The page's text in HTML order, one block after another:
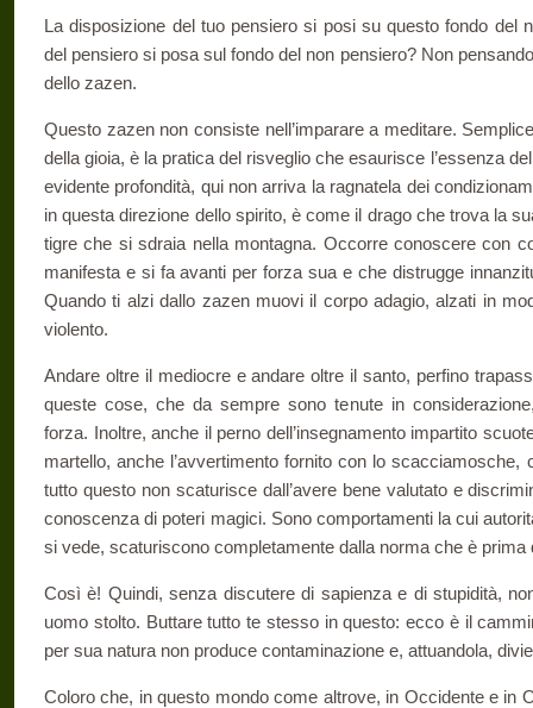
La disposizione del tuo pensiero si posi su questo fondo del
del pensiero si posa sul fondo del non pensiero? Non
dello zazen.
Questo zazen non consiste nell’imparare a meditare.
della gioia, è la pratica del risveglio che esaurisce l’essenza
evidente profondità, qui non arriva la ragnatela dei
in questa direzione dello spirito, è come il drago che trova la
tigre che si sdraia nella montagna. Occorre conoscere con
manifesta e si fa avanti per forza sua e che distrugge
Quando ti alzi dallo zazen muovi il corpo adagio, alzati in
violento.
Andare oltre il mediocre e andare oltre il santo, perfino
queste cose, che da sempre sono tenute in
forza. Inoltre, anche il perno dell’insegnamento impartito
martello, anche l’avvertimento fornito con lo
tutto questo non scaturisce dall’avere bene valutato e
conoscenza di poteri magici. Sono comportamenti la cui
si vede, scaturiscono completamente dalla norma che è prima
Così è! Quindi, senza discutere di sapienza e di stupidità,
uomo stolto. Buttare tutto te stesso in questo: ecco è il
per sua natura non produce contaminazione e, attuandola,
Coloro che, in questo mondo come altrove, in Occidente e in